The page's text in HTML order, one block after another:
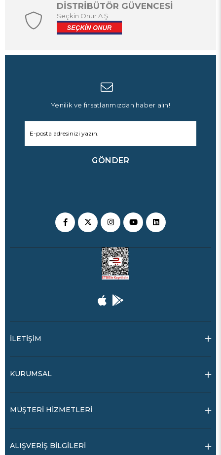
DİSTRİBÜTÖR GÜVENCESİ
Seçkin Onur A.Ş.
Yenilik ve fırsatlarımızdan haber alın!
GÖNDER
İLETİŞİM
KURUMSAL
MÜŞTERİ HİZMETLERİ
ALIŞVERİŞ BİLGİLERİ